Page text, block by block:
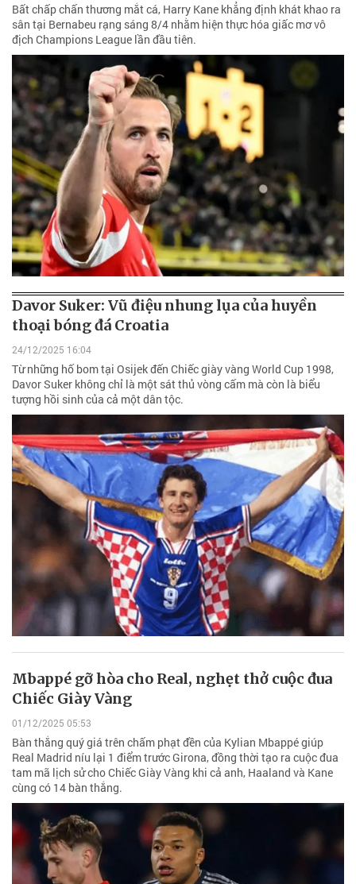
Bất chấp chấn thương mắt cá, Harry Kane khẳng định khát khao ra
sân tại Bernabeu rạng sáng 8/4 nhằm hiện thực hóa giấc mơ vô
địch Champions League lần đầu tiên.
Davor Suker: Vũ điệu nhung lụa của huyền
thoại bóng đá Croatia
24/12/2025 16:04
Từ những hố bom tại Osijek đến Chiếc giày vàng World Cup 1998,
Davor Suker không chỉ là một sát thủ vòng cấm mà còn là biểu
tượng hồi sinh của cả một dân tộc.
Mbappé gỡ hòa cho Real, nghẹt thở cuộc đua
Chiếc Giày Vàng
01/12/2025 05:53
Bàn thắng quý giá trên chấm phạt đền của Kylian Mbappé giúp
Real Madrid níu lại 1 điểm trước Girona, đồng thời tạo ra cuộc đua
tam mã lịch sử cho Chiếc Giày Vàng khi cả anh, Haaland và Kane
cùng có 14 bàn thắng.